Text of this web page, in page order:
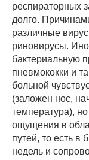
респираторных
долго.
различные
риновирусы.
бактериальную
пневмококки и
больной
(заложен нос,
температура),
ощущения в
путей, то есть в
недель и